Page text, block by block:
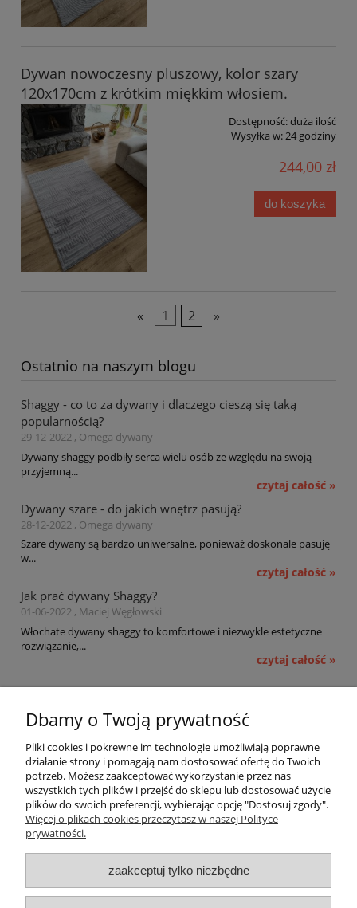
Dywan nowoczesny pluszowy, kolor szary
120x170cm z krótkim miękkim włosiem.
Dostępność:duża ilość
Wysyłka w:24 godziny
244,00 zł
do koszyka
« 1 2 »
Ostatnio na naszym blogu
Shaggy - co to za dywany i dlaczego cieszą się taką
popularnością?
29-12-2022 , Omega dywany
Dywany shaggy podbiły serca wielu osób ze względu na swoją
przyjemną...
czytaj całość »
Dywany szare - do jakich wnętrz pasują?
28-12-2022 , Omega dywany
Szare dywany są bardzo uniwersalne, ponieważ doskonale pasuję
w...
czytaj całość »
Jak prać dywany Shaggy?
01-06-2022 , Maciej Węgłowski
Włochate dywany shaggy to komfortowe i niezwykle estetyczne
rozwiązanie,...
czytaj całość »
Płatności i dostawa
Informacje
O nas
Dbamy o Twoją prywatność
Pliki cookies i pokrewne im technologie umożliwiają poprawne
działanie strony i pomagają nam dostosować ofertę do Twoich
potrzeb. Możesz zaakceptować wykorzystanie przez nas
wszystkich tych plików i przejść do sklepu lub dostosować użycie
plików do swoich preferencji, wybierając opcję "Dostosuj zgody".
Więcej o plikach cookies przeczytasz w naszej Polityce
prywatności.
zaakceptuj tylko niezbędne